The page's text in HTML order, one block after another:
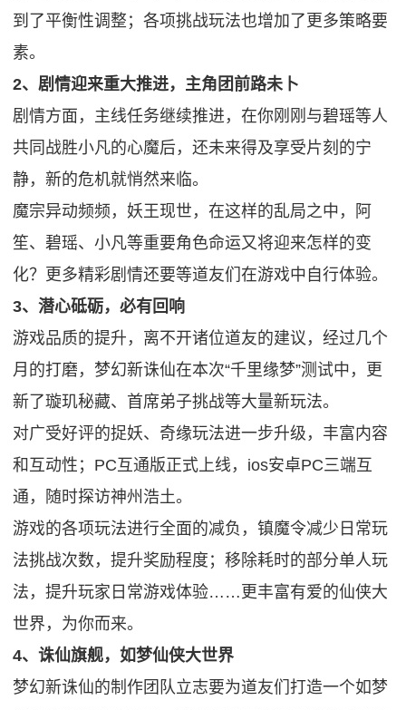
到了平衡性调整；各项挑战玩法也增加了更多策略要
素。
2、剧情迎来重大推进，主角团前路未卜
剧情方面，主线任务继续推进，在你刚刚与碧瑶等人
共同战胜小凡的心魔后，还未来得及享受片刻的宁
静，新的危机就悄然来临。
魔宗异动频频，妖王现世，在这样的乱局之中，阿
笙、碧瑶、小凡等重要角色命运又将迎来怎样的变
化？更多精彩剧情还要等道友们在游戏中自行体验。
3、潜心砥砺，必有回响
游戏品质的提升，离不开诸位道友的建议，经过几个
月的打磨，梦幻新诛仙在本次“千里缘梦”测试中，更
新了璇玑秘藏、首席弟子挑战等大量新玩法。
对广受好评的捉妖、奇缘玩法进一步升级，丰富内容
和互动性；PC互通版正式上线，ios安卓PC三端互
通，随时探访神州浩土。
游戏的各项玩法进行全面的减负，镇魔令减少日常玩
法挑战次数，提升奖励程度；移除耗时的部分单人玩
法，提升玩家日常游戏体验……更丰富有爱的仙侠大
世界，为你而来。
4、诛仙旗舰，如梦仙侠大世界
梦幻新诛仙的制作团队立志要为道友们打造一个如梦